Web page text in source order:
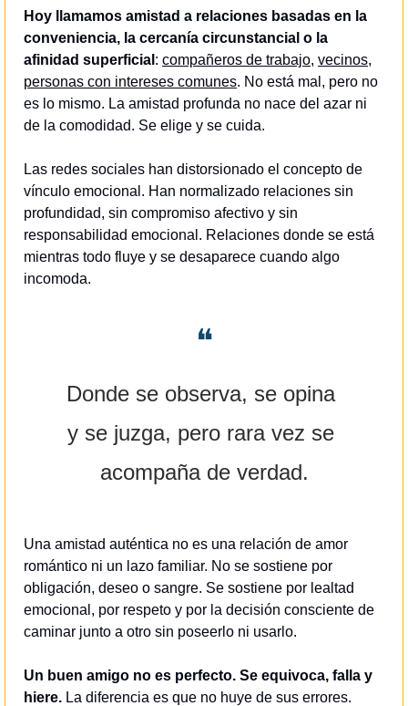
Hoy llamamos amistad a relaciones basadas en la
conveniencia, la cercanía circunstancial o la
afinidad superficial : compañeros de trabajo, vecinos
personas con intereses comunes. No está mal, pero no
es lo mismo. La amistad profunda no nace del azar ni
de la comodidad. Se elige y se cuida.
Las redes sociales han distorsionado el concepto de
vínculo emocional. Han normalizado relaciones sin
profundidad, sin compromiso afectivo y sin
responsabilidad emocional. Relaciones donde se está
mientras todo fluye y se desaparece cuando algo
incomoda.
❝
Donde se observa, se opina
y se juzga, pero rara vez se
acompaña de verdad.
Una amistad auténtica no es una relación de amor
romántico ni un lazo familiar. No se sostiene por
obligación, deseo o sangre. Se sostiene por lealtad
emocional, por respeto y por la decisión consciente de
caminar junto a otro sin poseerlo ni usarlo.
Un buen amigo no es perfecto. Se equivoca, falla y
hiere. La diferencia es que no huye de sus errores.